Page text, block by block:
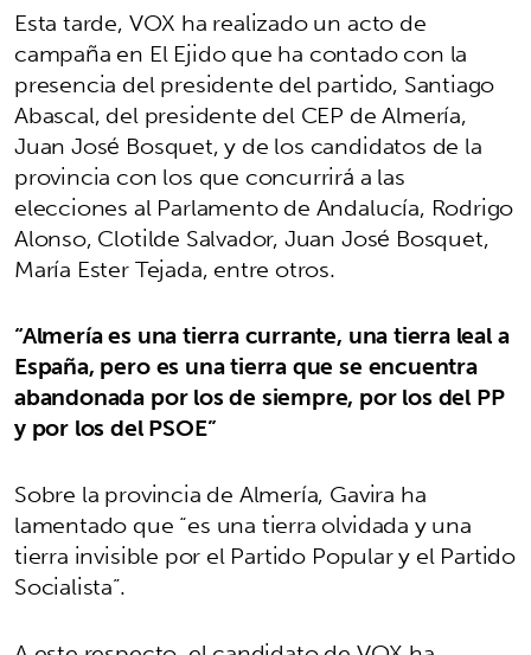
Esta tarde, VOX ha realizado un acto de
campaña en El Ejido que ha contado con la
presencia del presidente del partido, Santiago
Abascal, del presidente del CEP de Almería,
Juan José Bosquet, y de los candidatos de la
provincia con los que concurrirá a las
elecciones al Parlamento de Andalucía, Rodrigo
Alonso, Clotilde Salvador, Juan José Bosquet,
María Ester Tejada, entre otros.
“Almería es una tierra currante, una tierra leal a
España, pero es una tierra que se encuentra
abandonada por los de siempre, por los del PP
y por los del PSOE”
Sobre la provincia de Almería, Gavira ha
lamentado que “es una tierra olvidada y una
tierra invisible por el Partido Popular y el Partido
Socialista”.